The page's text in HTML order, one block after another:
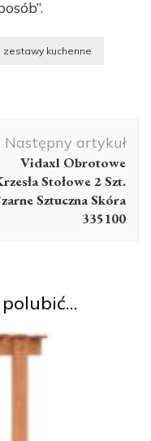
zestawy kuchenne
Następny artykuł
Vidaxl Obrotowe
Stołowe 2 Szt.
Sztuczna Skóra
335100